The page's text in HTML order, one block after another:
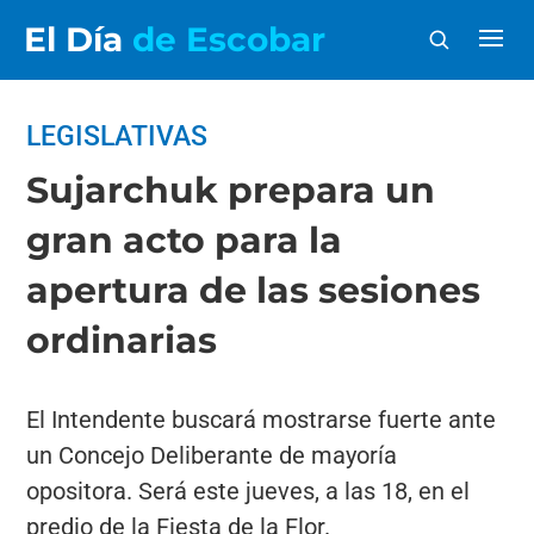
El Día de Escobar
LEGISLATIVAS
Sujarchuk prepara un
gran acto para la
apertura de las sesiones
ordinarias
El Intendente buscará mostrarse fuerte ante
un Concejo Deliberante de mayoría
opositora. Será este jueves, a las 18, en el
predio de la Fiesta de la Flor.